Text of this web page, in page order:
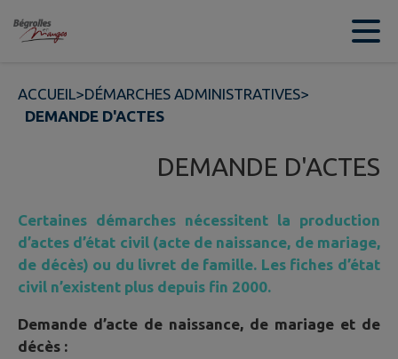
Contenu
ACCUEIL>DÉMARCHES ADMINISTRATIVES>
DEMANDE D'ACTES
DEMANDE D'ACTES
Certaines démarches nécessitent la production
d’actes d’état civil (acte de naissance, de mariage,
de décès) ou du livret de famille. Les fiches d’état
civil n’existent plus depuis fin 2000.
Demande d’acte de naissance, de mariage et de
décès :